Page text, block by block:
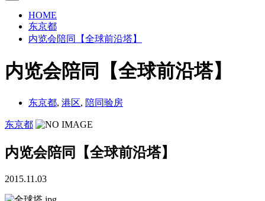
HOME
东京都
内览会陪同【全球前沿塔】
内览会陪同【全球前沿塔】
东京都, 港区, 陪同验房
东京都
内览会陪同【全球前沿塔】
2015.11.03